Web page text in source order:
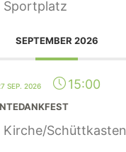
Sportplatz
SEPTEMBER 2026
SEP. 2026 15:00
Kirche/Schüttkasten